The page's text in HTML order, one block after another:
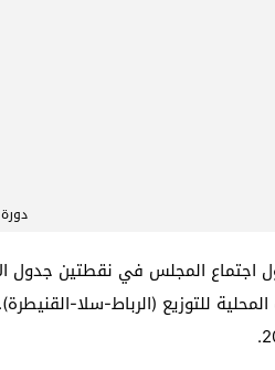
اجتماع المجلس في نقطتين جدول
المحلية للتوزيع (الرباط-سلا-